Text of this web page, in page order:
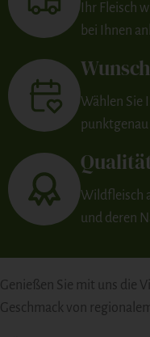
Ihr Fleisch
bei Ihnen
Wählen Sie
punktgenau
Wildfleisch
und deren
Genießen Sie mit uns die
Geschmack von